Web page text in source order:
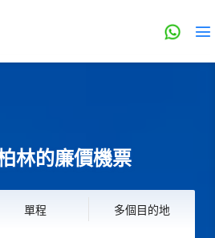
林的廉價機票
單程 多個目的地